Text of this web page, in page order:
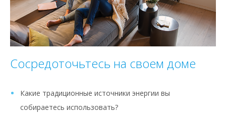
Сосредоточьтесь на своем доме
Какие традиционные источники энергии вы
собираетесь использовать?